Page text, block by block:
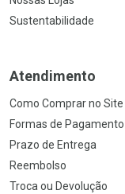
Sustentabilidade
Atendimento
Como Comprar no Site
Formas de Pagamento
Prazo de Entrega
Reembolso
Troca ou Devolução